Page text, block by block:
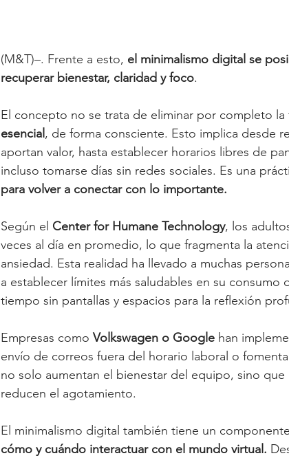
(M&T)–. Frente a esto, el minimalismo digital se
recuperar bienestar, claridad y foco.
El concepto no se trata de eliminar por completo
esencial , de forma consciente. Esto implica desde
aportan valor, hasta establecer horarios libres de
incluso tomarse días sin redes sociales. Es una
para volver a conectar con lo importante.
Según el Center for Humane Technology, los
veces al día en promedio, lo que fragmenta la
ansiedad. Esta realidad ha llevado a muchas
a establecer límites más saludables en su consumo
tiempo sin pantallas y espacios para la reflexión
Empresas como Volkswagen o Google han
envío de correos fuera del horario laboral o
no solo aumentan el bienestar del equipo, sino
reducen el agotamiento.
El minimalismo digital también tiene un
cómo y cuándo interactuar con el mundo virtual.